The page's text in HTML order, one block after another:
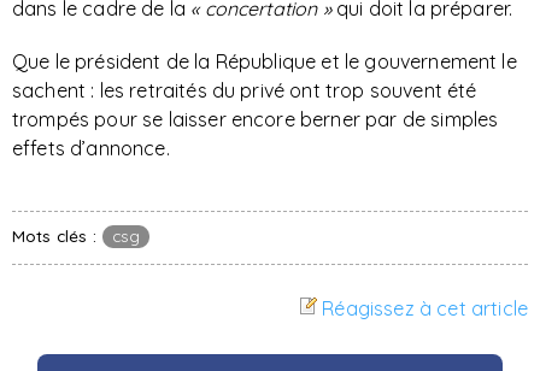
dans le cadre de la « concertation »qui doit la préparer.
Que le président de la République et le gouvernement le
sachent : les retraités du privé ont trop souvent été
trompés pour se laisser encore berner par de simples
effets d’annonce.
Mots clés : csg
Réagissez à cet article